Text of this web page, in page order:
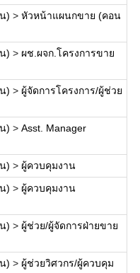
) > หัวหน้าแผนกขาย (คอน
) > ผช.ผจก.โครงการขาย
) > ผู้จัดการโครงการ/ผู้ช่วย
) > Asst. Manager
) > ผู้ควบคุมงาน
) > ผู้ควบคุมงาน
) > ผู้ช่วย/ผู้จัดการฝ่ายขาย
) > ผู้ช่วยวิศวกร/ผู้ควบคุม